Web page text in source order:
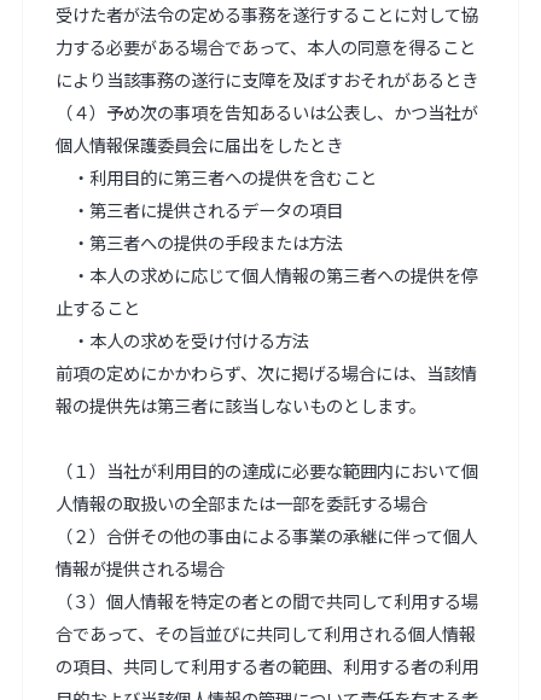
受けた者が法令の定める事務を遂行することに対して協
力する必要がある場合であって、本人の同意を得ること
により当該事務の遂行に支障を及ぼすおそれがあるとき
（４）予め次の事項を告知あるいは公表し、かつ当社が
個人情報保護委員会に届出をしたとき
・利用目的に第三者への提供を含むこと
・第三者に提供されるデータの項目
・第三者への提供の手段または方法
・本人の求めに応じて個人情報の第三者への提供を停
止すること
・本人の求めを受け付ける方法
前項の定めにかかわらず、次に掲げる場合には、当該情
報の提供先は第三者に該当しないものとします。
（１）当社が利用目的の達成に必要な範囲内において個
人情報の取扱いの全部または一部を委託する場合
（２）合併その他の事由による事業の承継に伴って個人
情報が提供される場合
（３）個人情報を特定の者との間で共同して利用する場
合であって、その旨並びに共同して利用される個人情報
の項目、共同して利用する者の範囲、利用する者の利用